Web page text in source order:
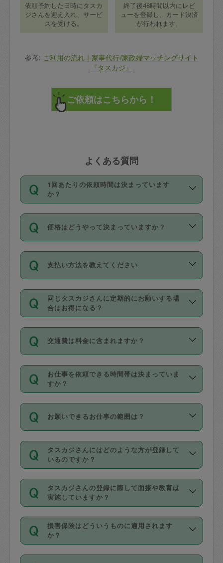
依頼予約した日時にタスカ
ジさんを迎え入れ、サービ
スを受ける。
終了後48時間以内にレビ
ューを登録し、カード決済
が行われます。
参考: ご利用の流れ｜家事代行/家政婦マッチングサイト
『タスカジ』
よくある質問
1回あたりの依頼時間は決まっています
か？
依頼1回につき3時間固定です。3時間を
超えて依頼したい場合は、延長機能をご
利用ください。機能をご利用いただくに
の上事前申請することが必要です。な
お、3時間を下回っても、値引き等はござ
いません。
価格はどうやって決まっていますか？
11種類の価格帯の中からタスカジさん自
身が価格を選んで設定しています。
タスカジさんの価格設定には最初は制限
があり、レビュー件数、レビューの平均
値、などで除々に設定可能な最高額が上
がっていく仕組みになっています。
支払い方法を教えてください
お支払方法はクレジットカード（Visa／
Master／JCB／AMERICAN EXPRESS／
Diners Club）のみとなります。
を行う際にご入力ください。プロフィー
ル登録時にはご入力いただかなくても大
丈夫です。
デビットカード・プリペイドカード（Vプ
リカ、au WALLETなど）は支払にはご利
銀行振込や現金払いも対応していませ
なお、タスカジさんの交通費も、依頼料
金のご請求と合わせてお支払いとなりま
動計算で表示されます。
同じタスカジさんに定期的にお願いする場
合はお得になる？
依頼には「スポット」と「定期（毎週｜
隔週）」があり、「定期」の依頼は「ス
ポット」よりお得な料金でご利用できま
す。
定期の最低利用回数は設けていない代わ
りに、一定数を超えたキャンセルは有償
（例：毎週定期の場合は３回以上のキャ
ンセルが有償（1200円、隔週定期の場合
は２回以上のキャンセルが有償（1200
交通費は料金に含まれますか？
交通費は依頼料金とは別途発生し、依頼
料金のご請求と合わせてお支払いとなり
ます。交通費の金額は「依頼の詳細」に
お仕事を依頼できる時間帯は決まっていま
すか？
時間帯は3種類あります。いずれも１回あ
たり３時間です。
・ＡＭ ９時～１２時
・ＰＭ １３時～１６時
・夜 １８時～２１時
開始時間を２時間前後変更することが可
能です。依頼送信後、個別にタスカジさ
んにメッセージを送り調整してくださ
い。ただし、２時間を越えての調整はで
お願いできるお仕事の範囲は？
掃除、整理収納、洗濯、買い物、料理、
作り置きです。タスカジさんによってで
きる仕事の範囲が異なりますので、依頼
する前にタスカジさんのプロフィールで
確認してください。
基本的に、高所での作業や危険作業、屋
外での作業は対象外です。
タスカジさんにはどのような方が登録して
いるのですか？
主婦として長年の家事経験をお持ちの
方、栄養士・調理師といった資格者で保
育園や学校の給食やレストランで料理関
係の専門職に従事されていた方、日本で
すでにハウスキーパーや英語の先生とし
てお仕事をしているフィリピン出身の
タスカジさんの登録に際して面接や教育は
実施していますか？
応募の際に、各自事務局との面接と説明
を行っています。その後、身分証明書の
写真提出をしていただいています。外国
損害保険はどういうものに適用されます
か？
依頼者とタスカジさんとの間でタスカジ